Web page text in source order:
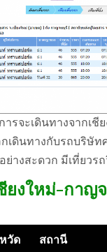
รจะเดินทางจากเชี
เดินทางกับรถบริษั
ย่างสะดวก มีเที่ยวร
ยงใหม่-กาญ
วัด สถานี